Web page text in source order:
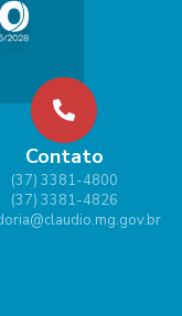
Contato
(37) 3381-4800
(37) 3381-4826